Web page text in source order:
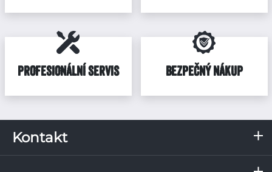
PROFESIONÁLNÍ SERVIS BEZPEČNÝ NÁKUP
Kontakt